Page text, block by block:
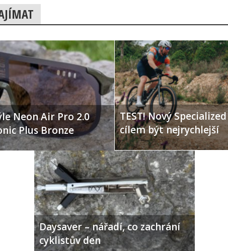
Neon Air Pro 2.0
Plus Bronze
TEST! Nový
cílem být nejrychlejší
Daysaver – nářadí, co zachrání
cyklistův den